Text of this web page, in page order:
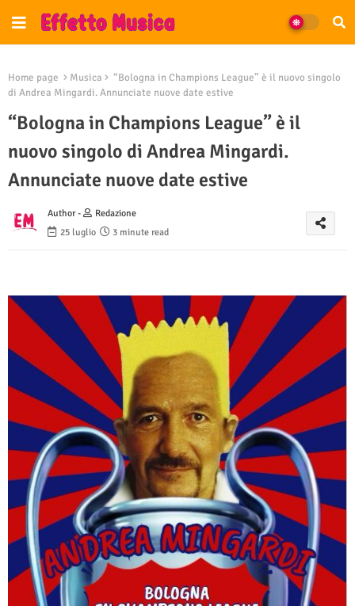
Home page Musica
“Bologna in Champions League” è il nuovo singolo
di Andrea Mingardi. Annunciate nuove date estive
“Bologna in Champions League” è il
nuovo singolo di Andrea Mingardi.
Annunciate nuove date estive
Author -
Redazione
25 luglio
3 minute read